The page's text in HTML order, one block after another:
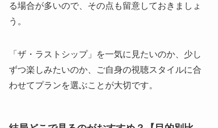
る場合が多いので、その点も留意しておきましょ
う。
「ザ・ラストシップ」を一気に見たいのか、少し
ずつ楽しみたいのか、ご自身の視聴スタイルに合
わせてプランを選ぶことが大切です。